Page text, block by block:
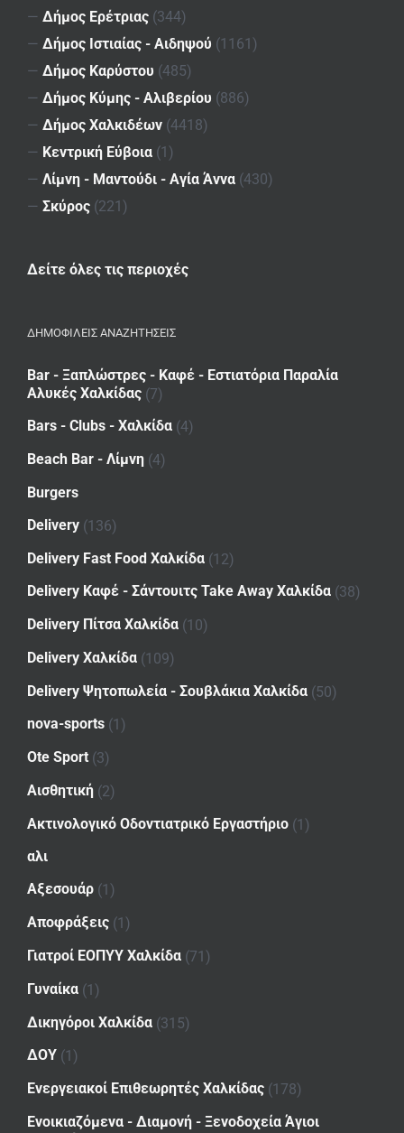
— Δήμος Ερέτριας (344)
— Δήμος Ιστιαίας - Αιδηψού (1161)
— Δήμος Καρύστου (485)
— Δήμος Κύμης - Αλιβερίου (886)
— Δήμος Χαλκιδέων (4418)
— Κεντρική Εύβοια (1)
— Λίμνη - Μαντούδι - Αγία Άννα (430)
— Σκύρος (221)
Δείτε όλες τις περιοχές
ΔΗΜΟΦΙΛΕΙΣ ΑΝΑΖΗΤΗΣΕΙΣ
Bar - Ξαπλώστρες - Καφέ - Εστιατόρια Παραλία
Αλυκές Χαλκίδας (7)
Bars - Clubs - Χαλκίδα (4)
Beach Bar - Λίμνη (4)
Burgers
Delivery (136)
Delivery Fast Food Χαλκίδα (12)
Delivery Καφέ - Σάντουιτς Take Away Χαλκίδα (38)
Delivery Πίτσα Χαλκίδα (10)
Delivery Χαλκίδα (109)
Delivery Ψητοπωλεία - Σουβλάκια Χαλκίδα (50)
nova-sports (1)
Ote Sport (3)
Αισθητική (2)
Ακτινολογικό Οδοντιατρικό Εργαστήριο (1)
αλι
Αξεσουάρ (1)
Αποφράξεις (1)
Γιατροί ΕΟΠΥΥ Χαλκίδα (71)
Γυναίκα (1)
Δικηγόροι Χαλκίδα (315)
ΔΟΥ (1)
Ενεργειακοί Επιθεωρητές Χαλκίδας (178)
Ενοικιαζόμενα - Διαμονή - Ξενοδοχεία Άγιοι